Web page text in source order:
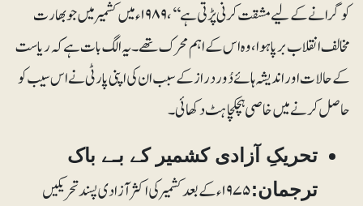
کو گرانے کے لیے مشقت کرنی پڑتی ہے‘‘، ۱۹۸۹ء میں کشمیر میں جو بھارت
مخالف انقلاب برپا ہوا، وہ اس کے اہم محرک تھے۔ یہ الگ بات ہے کہ ریاست
کے حالات اور اندیشہ ہائے دُور دراز کے سبب ان کی اپنی پارٹی نے اس سیب کو
حاصل کرنے میں خاصی ہچکچاہٹ دکھائی۔
تحریکِ آزادی کشمیر کے بـے باک
ترجمان:
۱۹۷۵ءکے بعد کشمیر کی اکثر آزادی پسند تحریکیں